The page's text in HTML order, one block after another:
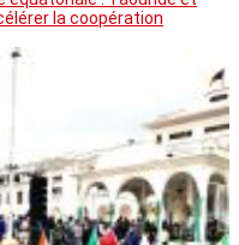
la coopération